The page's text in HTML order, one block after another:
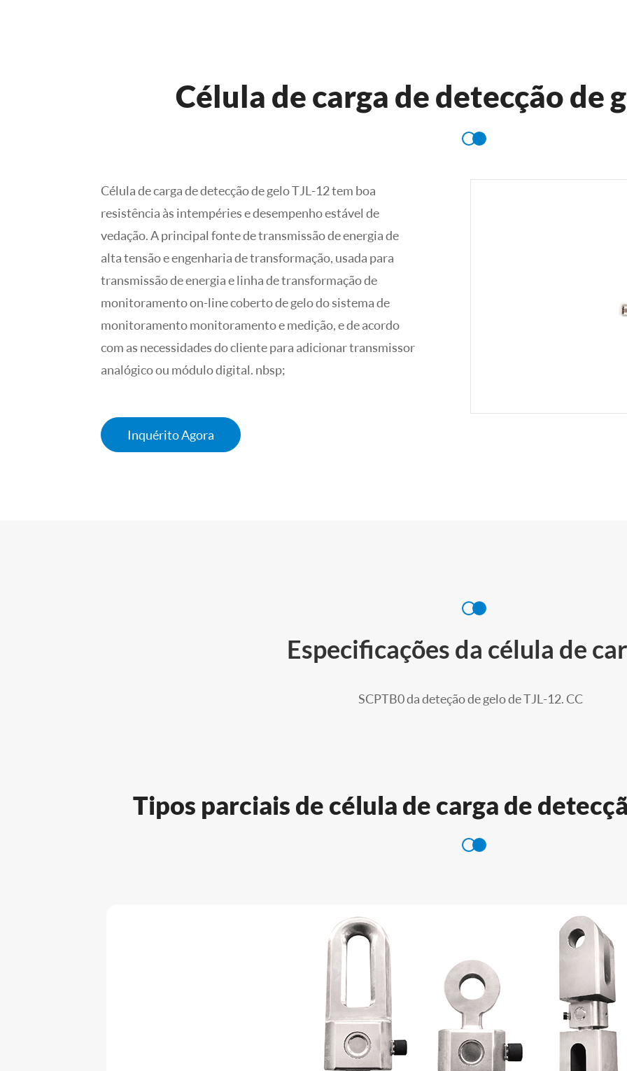
Célula de carga de detecção de
Célula de carga de detecção de gelo TJL-12 tem boa
resistência às intempéries e desempenho estável de
vedação.A principal fonte de transmissão de energia de
alta tensão e engenharia de transformação, usada para
transmissão de energia e linha de transformação de
monitoramento on-line coberto de gelo do sistema de
monitoramento monitoramento e medição, e de acordo
com as necessidades do cliente para adicionar transmissor
analógico ou módulo digital. nbsp;
Inquérito Agora
Especificações da célula de
SCPTB0 da deteção de gelo de TJL-12. CC
Tipos parciais de célula de carga de